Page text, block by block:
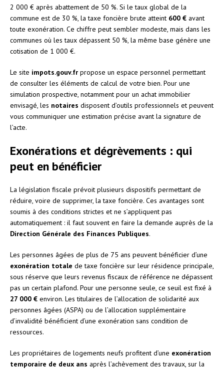
2 000 € après abattement de 50 %. Si le taux global de la
commune est de 30 %, la taxe foncière brute atteint 600 € avant
toute exonération. Ce chiffre peut sembler modeste, mais dans les
communes où les taux dépassent 50 %, la même base génère une
cotisation de 1 000 €.
Le site impots.gouv.fr propose un espace personnel permettant
de consulter les éléments de calcul de votre bien. Pour une
simulation prospective, notamment pour un achat immobilier
envisagé, les notaires disposent d’outils professionnels et peuvent
vous communiquer une estimation précise avant la signature de
l’acte.
Exonérations et dégrèvements : qui
peut en bénéficier
La législation fiscale prévoit plusieurs dispositifs permettant de
réduire, voire de supprimer, la taxe foncière. Ces avantages sont
soumis à des conditions strictes et ne s’appliquent pas
automatiquement : il faut souvent en faire la demande auprès de la
Direction Générale des Finances Publiques.
Les personnes âgées de plus de 75 ans peuvent bénéficier d’une
exonération totale de taxe foncière sur leur résidence principale,
sous réserve que leurs revenus fiscaux de référence ne dépassent
pas un certain plafond. Pour une personne seule, ce seuil est fixé à
27 000 € environ. Les titulaires de l’allocation de solidarité aux
personnes âgées (ASPA) ou de l’allocation supplémentaire
d’invalidité bénéficient d’une exonération sans condition de
ressources.
Les propriétaires de logements neufs profitent d’une exonération
temporaire de deux ans après l’achèvement des travaux, sur la